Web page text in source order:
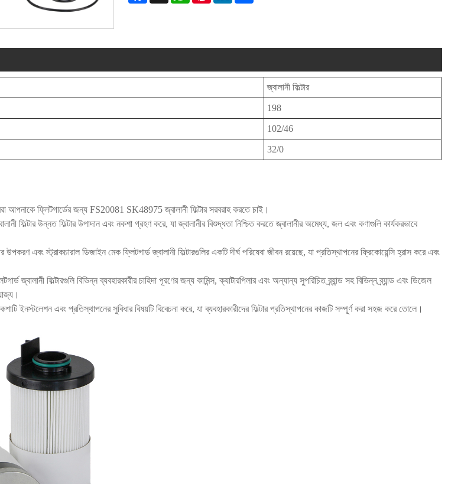
জ্বালানী ফিল্টার
198
102/46
32/0
আপনাকে ফ্লিটগার্ডের জন্য FS20081 SK48975 জ্বালানী ফিল্টার সরবরাহ করতে চাই।
ফিল্টার উন্নত ফিল্টার উপাদান এবং নকশা গ্রহণ করে, যা জ্বালানীর বিশুদ্ধতা নিশ্চিত করতে জ্বালানীর অমেধ্য, জল এবং কণাগুলি কার্যকরভাবে
উপকরণ এবং স্ট্রাকচারাল ডিজাইন মেক ফ্লিটগার্ড জ্বালানী ফিল্টারগুলির একটি দীর্ঘ পরিষেবা জীবন রয়েছে, যা প্রতিস্থাপনের ফ্রিকোয়েন্সি হ্রাস করে এবং
জ্বালানী ফিল্টারগুলি বিভিন্ন ব্যবহারকারীর চাহিদা পূরণের জন্য কামিন্স, ক্যাটারপিলার এবং অন্যান্য সুপরিচিত ব্র্যান্ড সহ বিভিন্ন ব্র্যান্ড এবং ডিজেল
ইনস্টলেশন এবং প্রতিস্থাপনের সুবিধার বিষয়টি বিবেচনা করে, যা ব্যবহারকারীদের ফিল্টার প্রতিস্থাপনের কাজটি সম্পূর্ণ করা সহজ করে তোলে।